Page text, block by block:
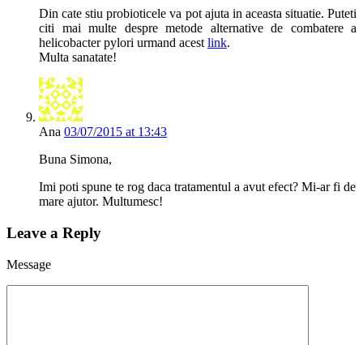
Din cate stiu probioticele va pot ajuta in aceasta situatie. Puteti
citi mai multe despre metode alternative de combatere a
helicobacter pylori urmand acestlink.
Multa sanatate!
Ana 03/07/2015 at 13:43
Buna Simona,
Imi poti spune te rog daca tratamentul a avut efect? Mi-ar fi de
mare ajutor. Multumesc!
Leave a Reply
Message